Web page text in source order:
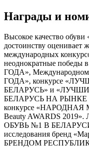
Награды и
Высокое качество
достоинству
международных
неоднократные победы
ГОДА», Международном
ГОДА», конкурсе
БЕЛАРУСЬ» и
БЕЛАРУСЬ НА
конкурсе «НАРОДНАЯ
Beauty AWARDS
ОБУВЬ №1 В
исследования бренд
БРЕНДОМ